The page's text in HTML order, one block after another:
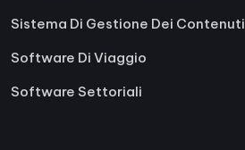
Sistema Di Gestione Dei Contenuti
Software Di Viaggio
Software Settoriali